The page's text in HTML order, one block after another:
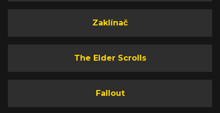
Zaklínač
The Elder Scrolls
Fallout